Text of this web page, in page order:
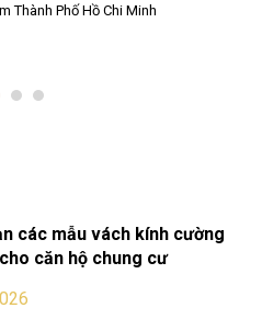
Thành Phố Hồ Chi Minh
các mẫu vách kính cường
căn hộ chung cư